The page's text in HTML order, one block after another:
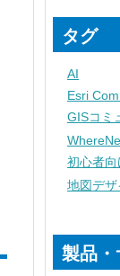
タグ
AI
Esri
GISコミ
初心者向
地図デザ
製品・